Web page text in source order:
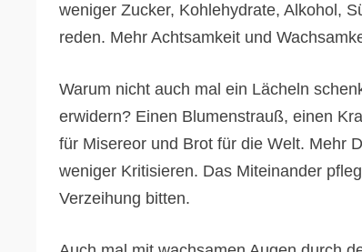
weniger Zucker, Kohlehydrate, Alkohol,
reden. Mehr Achtsamkeit und
Warum nicht auch mal ein Lächeln
erwidern? Einen Blumenstrauß, einen
für Misereor und Brot für die Welt. Mehr
weniger Kritisieren. Das Miteinander
Verzeihung bitten.